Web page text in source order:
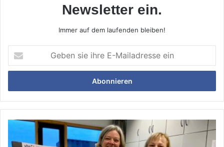
Newsletter ein.
Immer auf dem laufenden bleiben!
sie
ihre
Mailadresse
ein
75
alt